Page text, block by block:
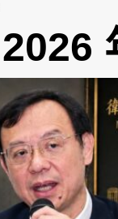
2026